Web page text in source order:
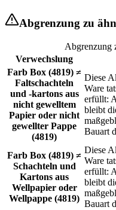
Abgrenzung zu
Abgrenzung
Verwechslung
Farb Box (4819) ≠
Faltschachteln
und -kartons aus
nicht gewelltem
Papier oder nicht
gewellter Pappe
(4819)
Diese
Ware
erfüllt:
bleibt
Bauart
Farb Box (4819) ≠
Schachteln und
Kartons aus
Wellpapier oder
Wellpappe (4819)
Diese
Ware
erfüllt:
bleibt
Bauart